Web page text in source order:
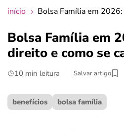
crédito fácil
últimas notícias
ferramentas
início Bolsa Família em
Bolsa Família em
direito e como se
10 min leitura Salvar artigo
benefícios bolsa família